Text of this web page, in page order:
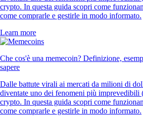
crypto. In questa guida scopri come
come comprarle e gestirle in modo informato.
Learn more
Che cos'è una memecoin? Definizione,
sapere
Dalle battute virali ai mercati da milioni di
diventate uno dei fenomeni più imprevedibili
crypto. In questa guida scopri come
come comprarle e gestirle in modo informato.